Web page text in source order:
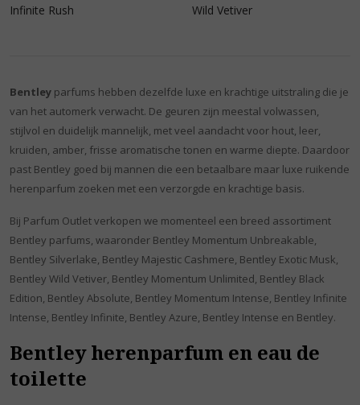
Infinite Rush
Wild Vetiver
Bentley parfums hebben dezelfde luxe en krachtige uitstraling die je
van het automerk verwacht. De geuren zijn meestal volwassen,
stijlvol en duidelijk mannelijk, met veel aandacht voor hout, leer,
kruiden, amber, frisse aromatische tonen en warme diepte. Daardoor
past Bentley goed bij mannen die een betaalbare maar luxe ruikende
herenparfum zoeken met een verzorgde en krachtige basis.
Bij Parfum Outlet verkopen we momenteel een breed assortiment
Bentley parfums, waaronder Bentley Momentum Unbreakable,
Bentley Silverlake, Bentley Majestic Cashmere, Bentley Exotic Musk,
Bentley Wild Vetiver, Bentley Momentum Unlimited, Bentley Black
Edition, Bentley Absolute, Bentley Momentum Intense, Bentley Infinite
Intense, Bentley Infinite, Bentley Azure, Bentley Intense en Bentley.
Bentley herenparfum en eau de
toilette